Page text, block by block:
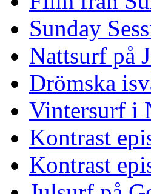
Sunday
Nattsurf på
Drömska
Vintersurf i
Kontrast
Kontrast